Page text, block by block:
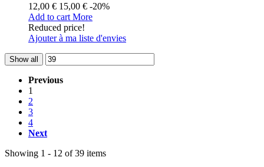
12,00 € 15,00 € -20%
Add to cart More
Reduced price!
Ajouter à ma liste d'envies
Show all
Previous
1
2
3
4
Next
Showing 1 - 12 of 39 items